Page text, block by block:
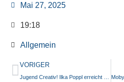
Mai 27, 2025
19:18
Allgemein
VORIGER